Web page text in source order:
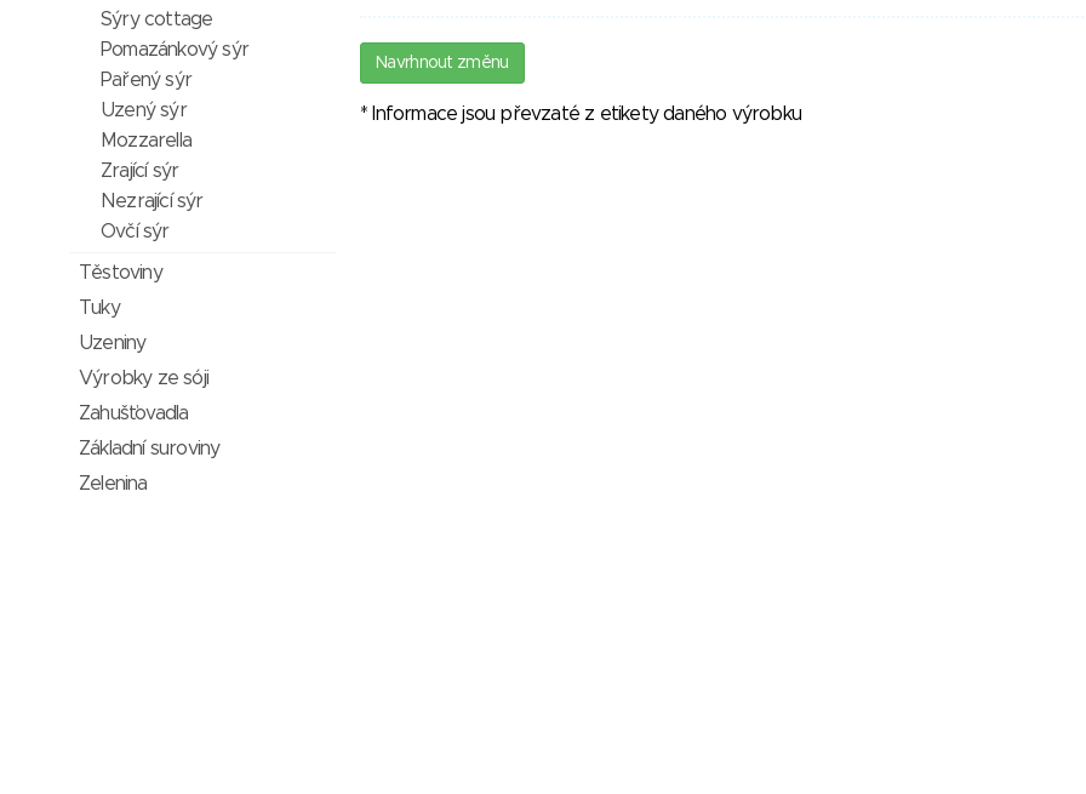
Navrhnout změnu
* Informace jsou převzaté z etikety daného výrobku
Sýry cottage
Pomazánkový sýr
Pařený sýr
Uzený sýr
Mozzarella
Zrající sýr
Nezrající sýr
Ovčí sýr
Těstoviny
Tuky
Uzeniny
Výrobky ze sóji
Zahušťovadla
Základní suroviny
Zelenina